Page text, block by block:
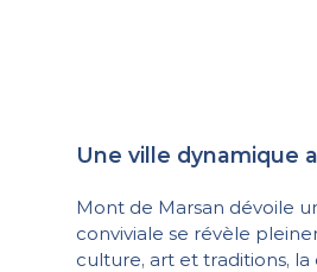
Une ville dynamique
Mont de Marsan dévoile
conviviale se révèle
culture, art et traditions, la